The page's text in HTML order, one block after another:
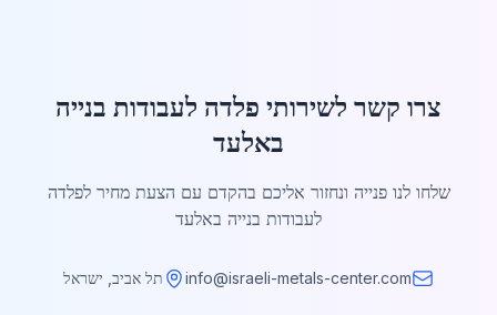
צרו קשר לשירותי פלדה לעבודות בנייה
באלעד
שלחו לנו פנייה ונחזור אליכם בהקדם עם הצעת מחיר לפלדה
לעבודות בנייה באלעד
info@israeli-metals-center.com תל אביב, ישראל